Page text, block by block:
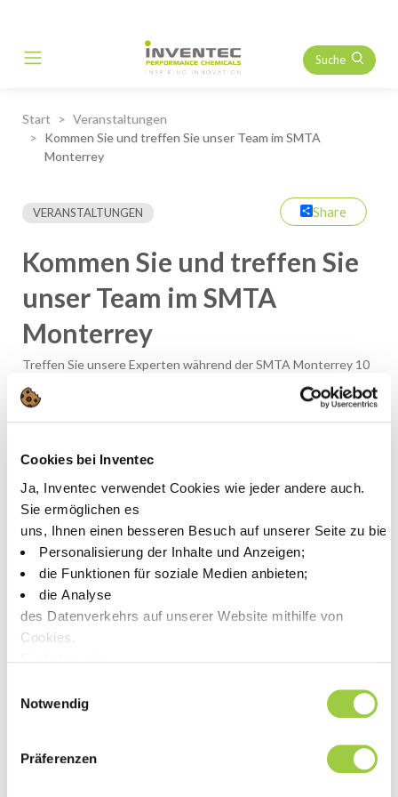
Cookies bei Inventec
Ja, Inventec verwendet Cookies wie jeder andere auch.
Sie ermöglichen es
uns, Ihnen einen besseren Besuch auf unserer Seite zu
Personalisierung der Inhalte und Anzeigen;
die Funktionen für soziale Medien anbieten;
die Analyse
des Datenverkehrs auf unserer Website mithilfe von
Cookies.
Keine Panik, Sie können Ihre Auswahl auch jederzeit auf
Notwendig
Präferenzen
Main Navigation Suche
Start
Veranstaltungen
Kommen Sie und treffen Sie unser Team im SMTA
Monterrey
VERANSTALTUNGEN Share
Kommen Sie und treffen Sie
unser Team im SMTA
Monterrey
Treffen Sie unsere Experten während der SMTA Monterrey 10
Beitrags-Navigation
Kommen Sie und
Next article
Kommen Sie und